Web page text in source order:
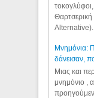
Alternative).
Μνημόνια:
δάνεισαν,
Μιας και
μνημόνιο ,